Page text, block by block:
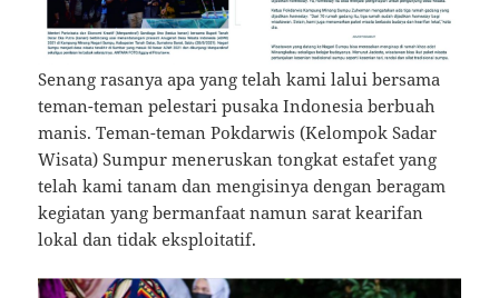
Senang rasanya apa yang telah kami lalui bersama
teman-teman pelestari pusaka Indonesia berbuah
manis. Teman-teman Pokdarwis (Kelompok Sadar
Wisata) Sumpur meneruskan tongkat estafet yang
telah kami tanam dan mengisinya dengan beragam
kegiatan yang bermanfaat namun sarat kearifan
lokal dan tidak eksploitatif.